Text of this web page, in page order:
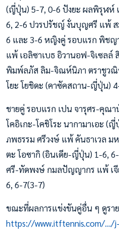
(ญี่ปุ่น) 5-7, 0-6 ปังยะ ผลพิรุฬห์
6, 2-6 ปวรปรัชญ์ งั่นบุญศรี แพ้ ส
6 และ 3-6 หญิงคู่ รอบแรก พิช
แพ้ เอลิซาเบธ อิวานอฟ-จิเซลล์
พิมพ์ลภัส ลิม-จิณห์นิภา ตราชูวณิ
โยะ โยชิดะ (คาซัคสถาน-ญี่ปุ่น)
ชายคู่ รอบแรก เปน จารุศร-คุณา
โคอิเกะ-โคชิโระ นากามาเอะ (
ภพธรรม ศรีวงษ์ แพ้ คันธาเวล ม
ตะ โอซากิ (อินเดีย-ญี่ปุ่น) 1-6,
ศรี-ทัดพงษ์ กมลปัญญากร แพ้ เจี
6, 6-7(3-7)
ขณะที่ผลการแข่งขันคู่อื่น ๆ ดูรา
https://www.itftennis.com/